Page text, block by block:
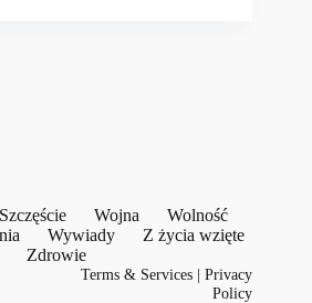
Szczęście Wojna
Wolność
Wywiady
Z życia wzięte
Zdrowie
Terms & Services |Privacy
Policy